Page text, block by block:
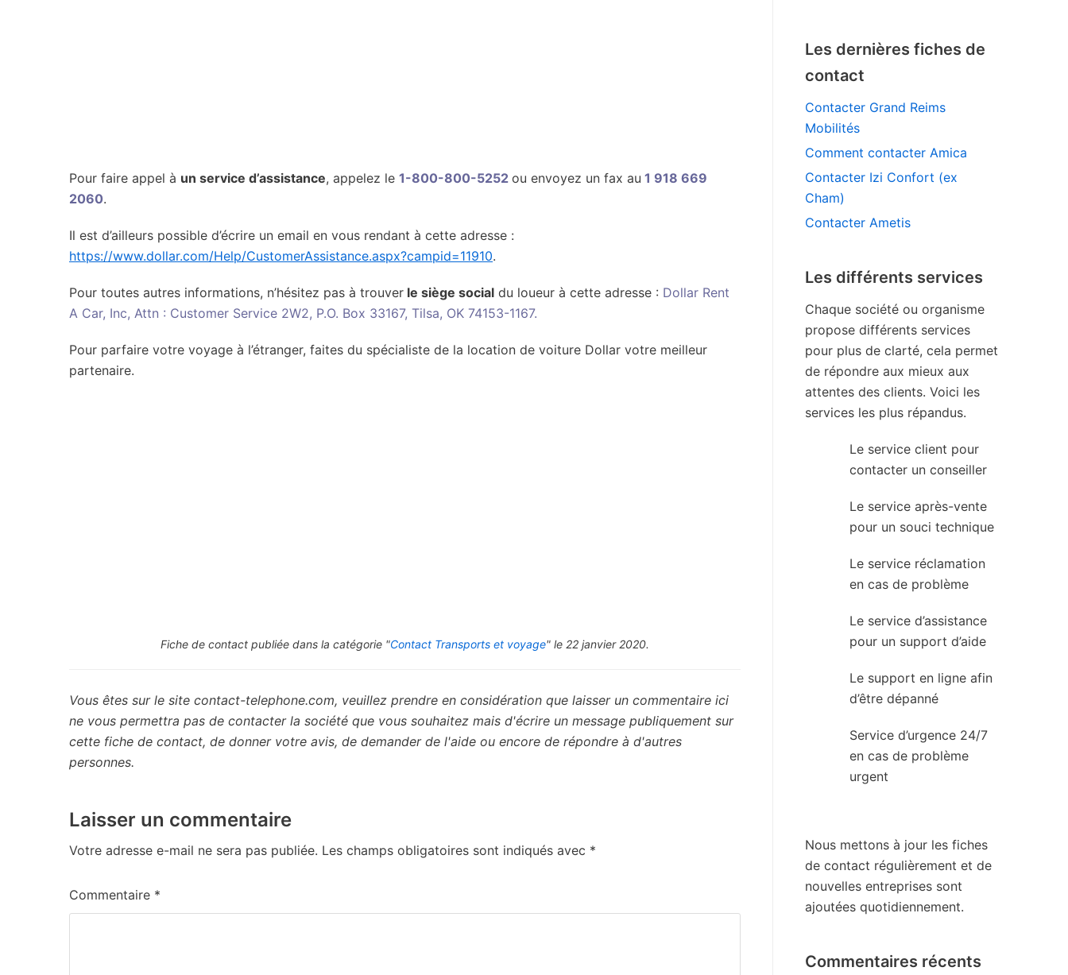
Pour faire appel à un service d’assistance, appelez le 1-800-800-5252 ou envoyez un fax au 1 918 669
2060.
Il est d’ailleurs possible d’écrire un email en vous rendant à cette adresse :
https://www.dollar.com/Help/CustomerAssistance.aspx?campid=11910.
Pour toutes autres informations, n’hésitez pas à trouver le siège social du loueur à cette adresse : Dollar Rent
A Car, Inc, Attn : Customer Service 2W2, P.O. Box 33167, Tilsa, OK 74153-1167.
Pour parfaire votre voyage à l’étranger, faites du spécialiste de la location de voiture Dollar votre meilleur
partenaire.
Fiche de contact publiée dans la catégorie "Contact Transports et voyage" le 22 janvier 2020.
Vous êtes sur le site contact-telephone.com, veuillez prendre en considération que laisser un commentaire ici
ne vous permettra pas de contacter la société que vous souhaitez mais d'écrire un message publiquement sur
cette fiche de contact, de donner votre avis, de demander de l'aide ou encore de répondre à d'autres
personnes.
Laisser un commentaire
Votre adresse e-mail ne sera pas publiée. Les champs obligatoires sont indiqués avec *
Commentaire *
Les dernières fiches de
contact
Contacter Grand Reims
Mobilités
Comment contacter Amica
Contacter Izi Confort (ex
Cham)
Contacter Ametis
Les différents services
Chaque société ou organisme
propose différents services
pour plus de clarté, cela permet
de répondre aux mieux aux
attentes des clients. Voici les
services les plus répandus.
Le service client pour
contacter un conseiller
Le service après-vente
pour un souci technique
Le service réclamation
en cas de problème
Le service d’assistance
pour un support d’aide
Le support en ligne afin
d’être dépanné
Service d’urgence 24/7
en cas de problème
urgent
Nous mettons à jour les fiches
de contact régulièrement et de
nouvelles entreprises sont
ajoutées quotidiennement.
Commentaires récents